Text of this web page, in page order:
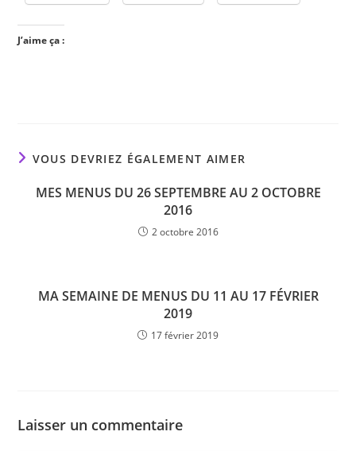
J’aime ça :
VOUS DEVRIEZ ÉGALEMENT AIMER
MES MENUS DU 26 SEPTEMBRE AU 2 OCTOBRE
2016
2 octobre 2016
MA SEMAINE DE MENUS DU 11 AU 17 FÉVRIER
2019
17 février 2019
Laisser un commentaire